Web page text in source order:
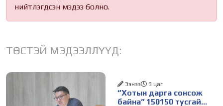
нийтлэгдсэн мэдээ болно.
ТӨСТЭЙ МЭДЭЭЛЛҮҮД:
“Хотын дарга сонсож
байна” 150150 тусгай
Ээнээ 3 цаг